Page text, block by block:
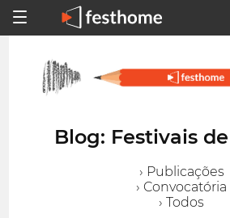
Blog: Festivais
› Publicações
› Convocatória
› Todos